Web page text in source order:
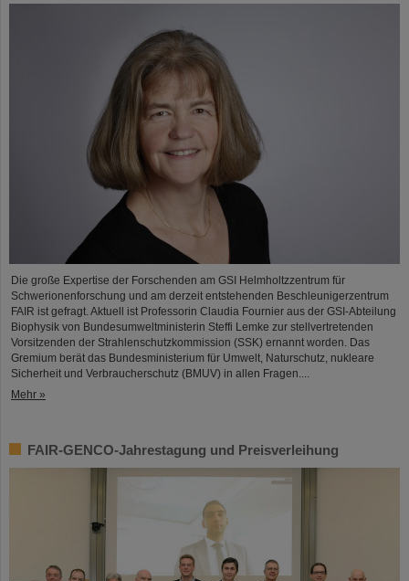
Die große Expertise der Forschenden am GSI Helmholtzzentrum für
Schwerionenforschung und am derzeit entstehenden Beschleunigerzentrum
FAIR ist gefragt. Aktuell ist Professorin Claudia Fournier aus der GSI-Abteilung
Biophysik von Bundesumweltministerin Steffi Lemke zur stellvertretenden
Vorsitzenden der Strahlenschutzkommission (SSK) ernannt worden. Das
Gremium berät das Bundesministerium für Umwelt, Naturschutz, nukleare
Sicherheit und Verbraucherschutz (BMUV) in allen Fragen....
Mehr »
FAIR-GENCO-Jahrestagung und Preisverleihung